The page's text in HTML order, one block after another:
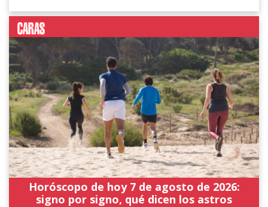
Horóscopo de hoy 7 de agosto de 2026:
signo por signo, qué dicen los astros